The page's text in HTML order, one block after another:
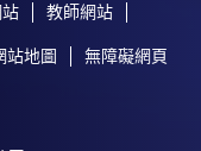
教師網站
站地圖 無障礙網頁